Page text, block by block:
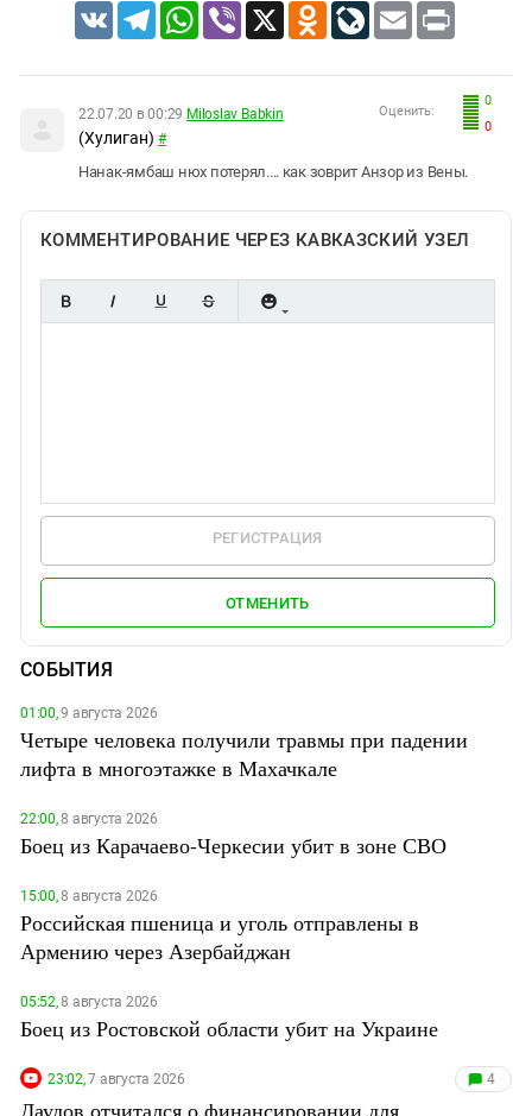
VK TelegramWhatsApp
Viber X Odnoklassniki
LiveJournal
Email Print
0
0
Оценить:
22.07.20 в 00:29 Miloslav Babkin
(Хулиган) #
Нанак-ямбаш нюх потерял.... как зоврит Анзор из Вены.
КОММЕНТИРОВАНИЕ ЧЕРЕЗ КАВКАЗСКИЙ УЗЕЛ
РЕГИСТРАЦИЯ
ОТМЕНИТЬ
СОБЫТИЯ
01:00,9 августа 2026
Четыре человека получили травмы при падении
лифта в многоэтажке в Махачкале
22:00,8 августа 2026
Боец из Карачаево-Черкесии убит в зоне СВО
15:00,8 августа 2026
Российская пшеница и уголь отправлены в
Армению через Азербайджан
05:52,8 августа 2026
Боец из Ростовской области убит на Украине
23:02,7 августа 2026 4